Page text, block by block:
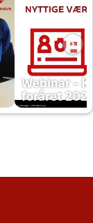
Webinar -
foråret